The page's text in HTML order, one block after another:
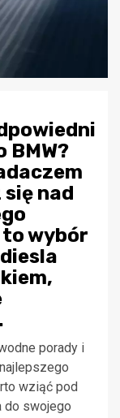
BMW?
nad
wybór
porady i
wziąć pod
do swojego